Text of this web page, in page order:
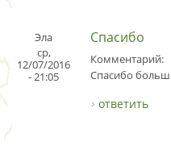
Эла
ср,
12/07/2016
- 21:05
Спасибо
Комментарий:
Спасибо
ответить